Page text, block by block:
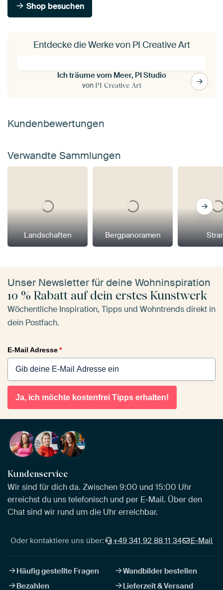
Shop besuchen
Entdecke die Werke von PI Creative Art
Ich träume vom Meer, PI Studio
von PI Creative Art
Kundenbewertungen
Verwandte Sammlungen
Landschaften Bergpanoramen
Unser Newsletter für deine Wohninspiration
10 % Rabatt auf dein erstes Kunstwerk
Wöchentliche Inspiration, Tipps und Wohntrends direkt in
dein Postfach.
E-Mail Adresse*
Ja, ich möchte kostenfrei Tipps erhalten!
Kundenservice
Wir sind für dich da. Zwischen 9:00 und 15:00 Uhr
erreichst du uns telefonisch und per E-Mail. Über den
Chat sind wir rund um die Uhr erreichbar.
Oder kontaktiere uns über: +49 341 92 88 11 34 E-Mail
Häufig gestellte Fragen
Wandbilder bestellen
Bezahlen
Lieferzeit & Versand